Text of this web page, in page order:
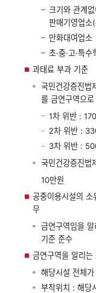
크기와 관계
판매기영업소
만화대여업소
초·중·고·특
과태료 부과 기준
국민건강증진법
를 금연구역으
1차 위반 :
2차 위반 :
3차 위반 :
국민건강증진법
10만원
공중이용시설의 소
무
금연구역임을
기준 준수
금연구역을 알리
해당시설 전체
부착위치 : 해당